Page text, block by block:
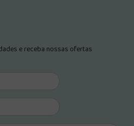
e receba nossas ofertas